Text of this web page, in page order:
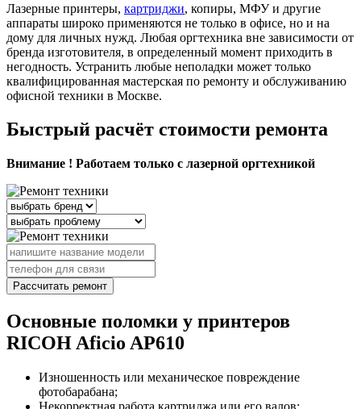
Лазерные принтеры, картриджи, копиры, МФУ и другие
аппараты широко применяются не только в офисе, но и на
дому для личных нужд. Любая оргтехника вне зависимости от
бренда изготовителя, в определенный момент приходить в
негодность. Устранить любые неполадки может только
квалифицированная мастерская по ремонту и обслуживанию
офисной техники в Москве.
Быстрый расчёт стоимости ремонта
Внимание ! Работаем только с лазерной оргтехникой
Рассчитать ремонт
Основные поломки у принтеров
RICOH Aficio AP610
Изношенность или механическое повреждение
фотобарабана;